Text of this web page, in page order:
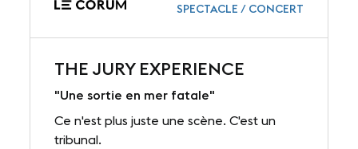
SPECTACLE / CONCERT
THE JURY EXPERIENCE
"Une sortie en mer fatale"
Ce n'est plus juste une scène. C'est un
tribunal.